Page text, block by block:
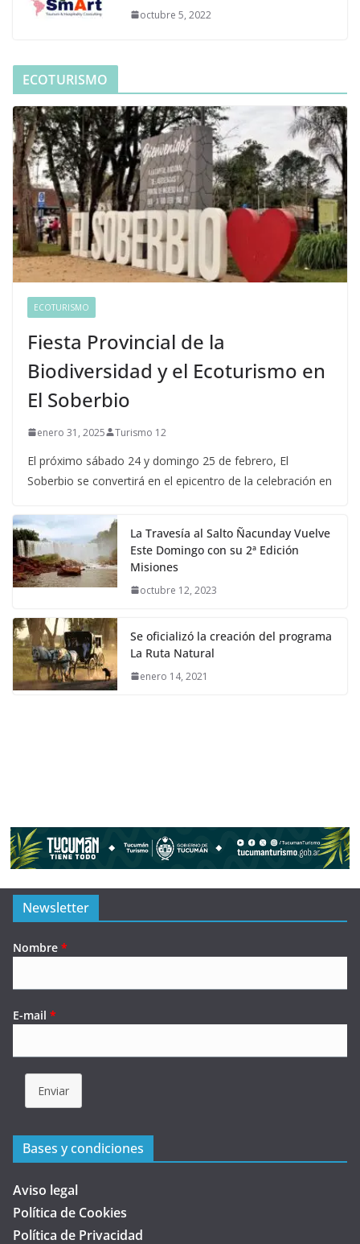
octubre 5, 2022
ECOTURISMO
ECOTURISMO
Fiesta Provincial de la
Biodiversidad y el Ecoturismo en
El Soberbio
enero 31, 2025 Turismo 12
El próximo sábado 24 y domingo 25 de febrero, El
Soberbio se convertirá en el epicentro de la celebración en
La Travesía al Salto Ñacunday Vuelve
Este Domingo con su 2ª Edición
Misiones
octubre 12, 2023
Se oficializó la creación del programa
La Ruta Natural
enero 14, 2021
Newsletter
Nombre *
E-mail *
Enviar
Bases y condiciones
Aviso legal
Política de Cookies
Política de Privacidad